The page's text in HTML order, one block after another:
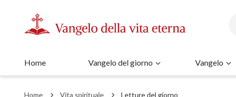
Home Vangelo del giorno Vangelo
Home Vita spirituale Letture del giorno